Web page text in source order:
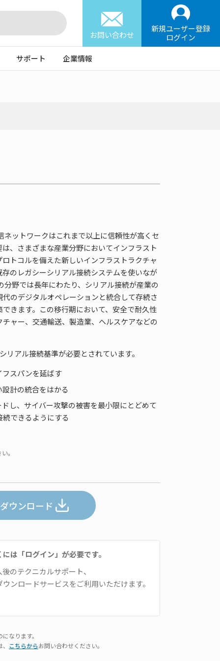
お問い合わせ
新規ユーザー登録
ログイン
サポート 企業情報
ットワークはこれまで以上に信頼性が高くセ
、さまざまな産業分野においてインフラスト
トコルを備えた新しいインフラストラクチャ
のレガシーシリアル接続システムを使いなが
野では長年にわたり、シリアル接続が産業の
のデジタルオペレーションと統合して存続さ
きます。この移行期において、安全で耐久性
ャー、交通輸送、製造業、ヘルスケアなどの
アル接続基準が必要とされています。
スパンを延ばす
計の統合をはかる
し、サイバー攻撃の被害を最小限にとどめて
できるようにする
。
ダウンロード
は「ログイン」が必要です。
のテクニカルサポート、
ンロードサービスをご利用いただけます。
なります。
こちらからお問い合わせください。